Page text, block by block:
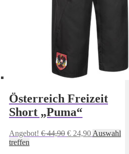
Österreich Freizeit
Short „Puma“
Angebot! €44,90 Ursprünglicher
€ 24,90Aktueller
Auswahl
treffen